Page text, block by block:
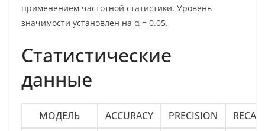
применением частотной статистики. Уровень
значимости установлен на α = 0.05.
Статистические
данные
МОДЕЛЬ ACCURACY PRECISION